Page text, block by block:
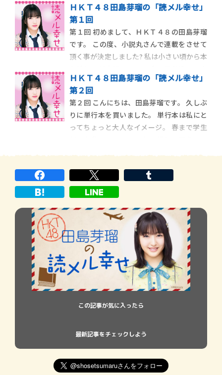
ＨＫＴ４８田島芽瑠の「読メル幸せ」
第１回
第１回 初めまして、ＨＫＴ４８の田島芽瑠
です。 この度、小説丸さんで連載をさせて
頂く事が決定しました? 私は小さい頃から本
を読みなさい！ と言われる事はあっても、
私のように本を読むのをやめなさい！ っ
て怒られた経験は少ないと思います。 だっ
て、好きなテレビドラ […]
ＨＫＴ４８田島芽瑠の「読メル幸せ」
第２回
第２回 こんにちは、田島芽瑠です。 久しぶ
りに単行本を買いました。 単行本は私にと
ってちょっと大人なイメージ。 春まで学生
ら、本屋さんで単行本コーナーに行った時
はいつもと違うワクワク感 […]
この記事が気に入ったら
最新記事をチェックしよう